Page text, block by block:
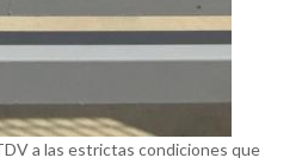
a las estrictas condiciones que